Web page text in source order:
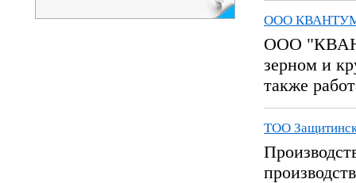
ООО
ООО
зерном и
также
ТОО